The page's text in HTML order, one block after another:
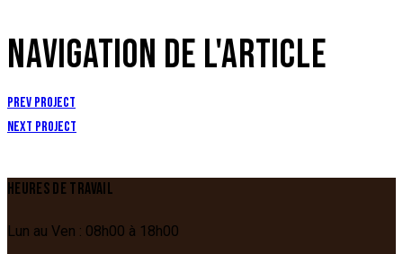
NAVIGATION DE L'ARTICLE
Prev Project
Next Project
HEURES DE TRAVAIL
Lun au Ven : 08h00 à 18h00